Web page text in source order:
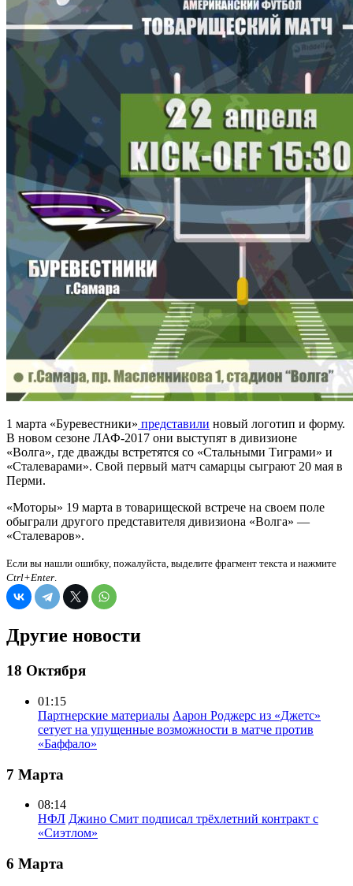
1 марта «Буревестники» представили новый логотип и форму.
В новом сезоне ЛАФ-2017 они выступят в дивизионе
«Волга», где дважды встретятся со «Стальными Тиграми» и
«Сталеварами». Свой первый матч самарцы сыграют 20 мая в
Перми.
«Моторы» 19 марта в товарищеской встрече на своем поле
обыграли другого представителя дивизиона «Волга» —
«Сталеваров».
Если вы нашли ошибку, пожалуйста, выделите фрагмент текста и нажмите
Ctrl+Enter.
Другие новости
18 Октября
01:15
Партнерские материалы Аарон Роджерс из «Джетс»
сетует на упущенные возможности в матче против
«Баффало»
7 Марта
08:14
НФЛ Джино Смит подписал трёхлетний контракт с
«Сиэтлом»
6 Марта